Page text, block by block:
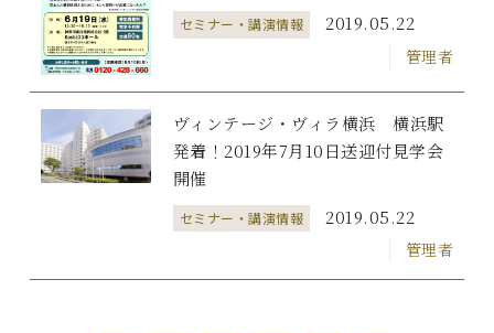
セミナー・講演情報 2019.05.22
管理者
ヴィンテージ・ヴィラ横浜 横浜駅
発着！2019年7月10日送迎付見学会
開催
セミナー・講演情報 2019.05.22
管理者